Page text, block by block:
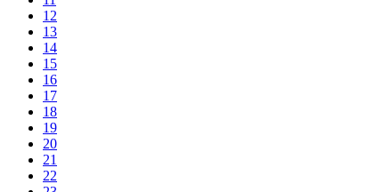
12
13
14
15
16
17
18
19
20
21
22